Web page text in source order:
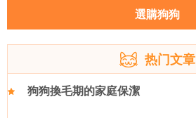
選購狗狗
热门文章
狗狗換毛期的家庭保潔